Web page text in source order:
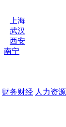
上海
武汉
西安
南宁
财务财经 人力资源